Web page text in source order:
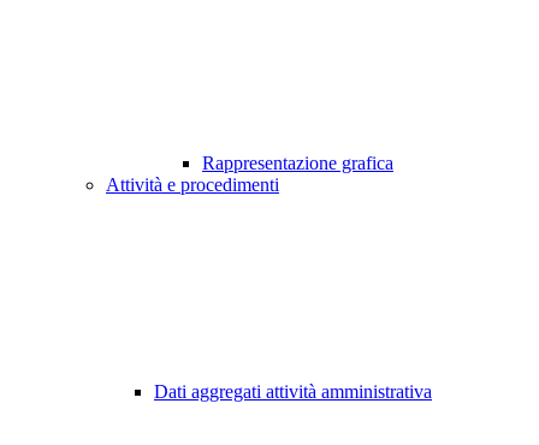
Rappresentazione grafica
Attività e procedimenti
Dati aggregati attività amministrativa